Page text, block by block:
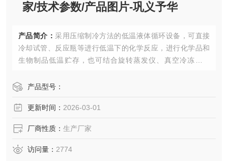
家/技术参数/产品图片-巩义予华
产品简介： 采用压缩制冷方法的低温液体循环设备，可直接
冷却试管、反应瓶等进行低温下的化学反应，进行化学品和
生物制品低温贮存，也可结合旋转蒸发仪、真空冷冻干燥
DLSB-50升低温冷却液循环泵生产厂家/技术参数/产品图片-
产品型号：
更新时间： 2026-03-01
厂商性质： 生产厂家
访问量： 2774